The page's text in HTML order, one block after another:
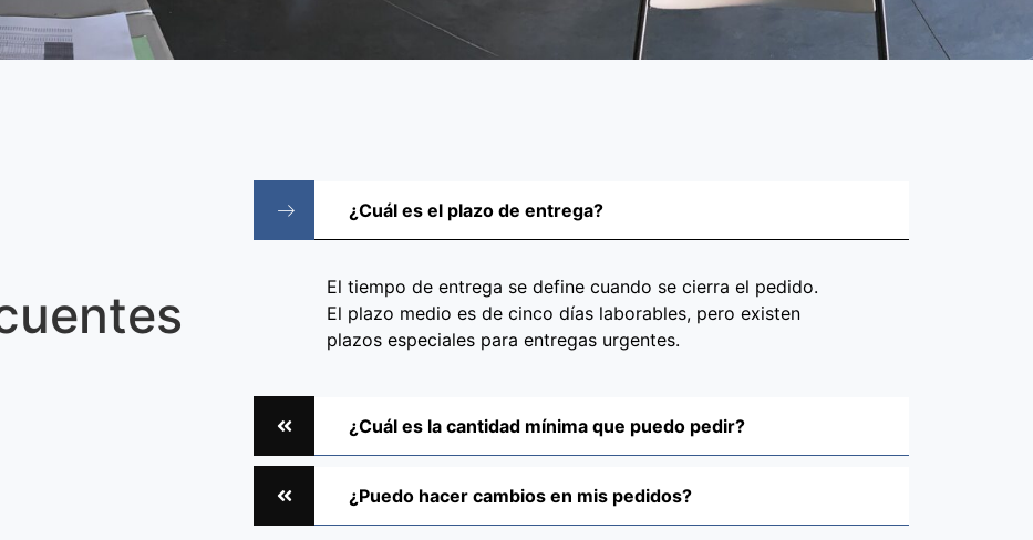
¿Cuál es el plazo de entrega?
El tiempo de entrega se define cuando se cierra el pedido.
El plazo medio es de cinco días laborables, pero existen
plazos especiales para entregas urgentes.
¿Cuál es la cantidad mínima que puedo pedir?
¿Puedo hacer cambios en mis pedidos?